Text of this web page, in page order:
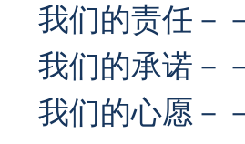
我们的责任－
我们的承诺－
我们的心愿－